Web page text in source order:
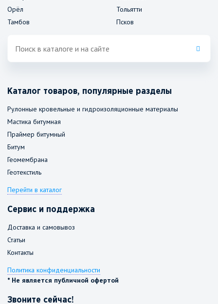
Орёл
Тамбов
Тольятти
Псков
Каталог товаров, популярные разделы
Рулонные кровельные и гидроизоляционные материалы
Мастика битумная
Праймер битумный
Битум
Геомембрана
Геотекстиль
Перейти в каталог
Сервис и поддержка
Доставка и самовывоз
Статьи
Контакты
Политика конфиденциальности
* Не является публичной офертой
Звоните сейчас!